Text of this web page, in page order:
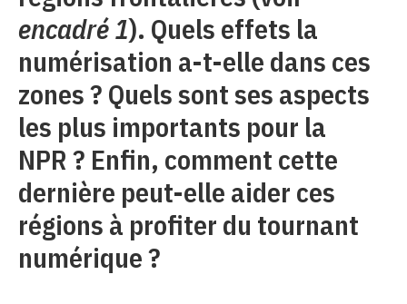
encadré 1). Quels effets la
numérisation a-t-elle dans ces
zones ? Quels sont ses aspects
les plus importants pour la
NPR ? Enfin, comment cette
dernière peut-elle aider ces
régions à profiter du tournant
numérique ?